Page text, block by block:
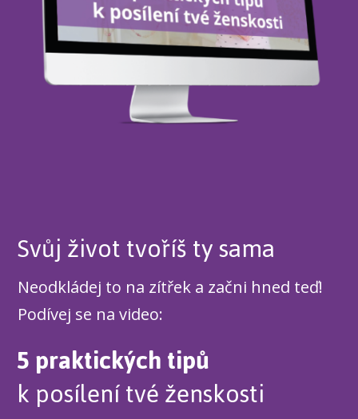
Svůj život tvoříš ty sama
Neodkládej to na zítřek a začni hned teď!
Podívej se na video:
5 praktických tipů
k posílení tvé ženskosti